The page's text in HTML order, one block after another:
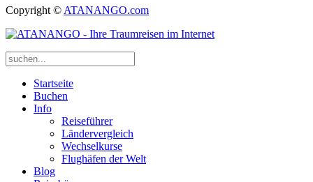
Copyright ©ATANANGO.com
Startseite
Buchen
Info
Reiseführer
Ländervergleich
Wechselkurse
Flughäfen der Welt
Blog